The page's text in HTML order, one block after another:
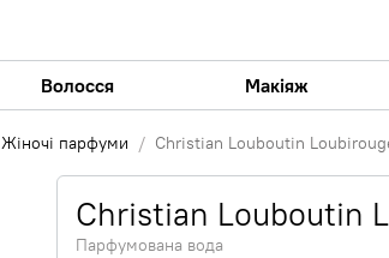
Волосся Макіяж
Жіночі парфуми Christian Louboutin
Christian Louboutin
Парфумована вода